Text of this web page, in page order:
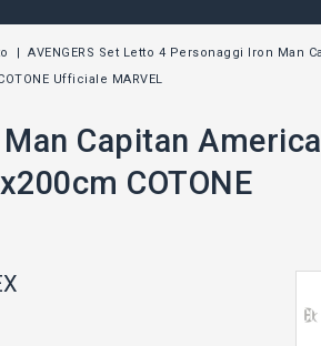
AVENGERS Set Letto 4 Personaggi Iron Man
Ufficiale MARVEL
Capitan America
COTONE